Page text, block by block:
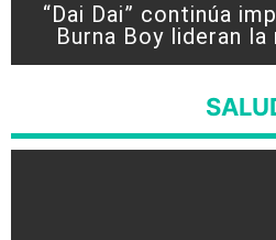
“Dai Dai” continúa
Burna Boy lideran la